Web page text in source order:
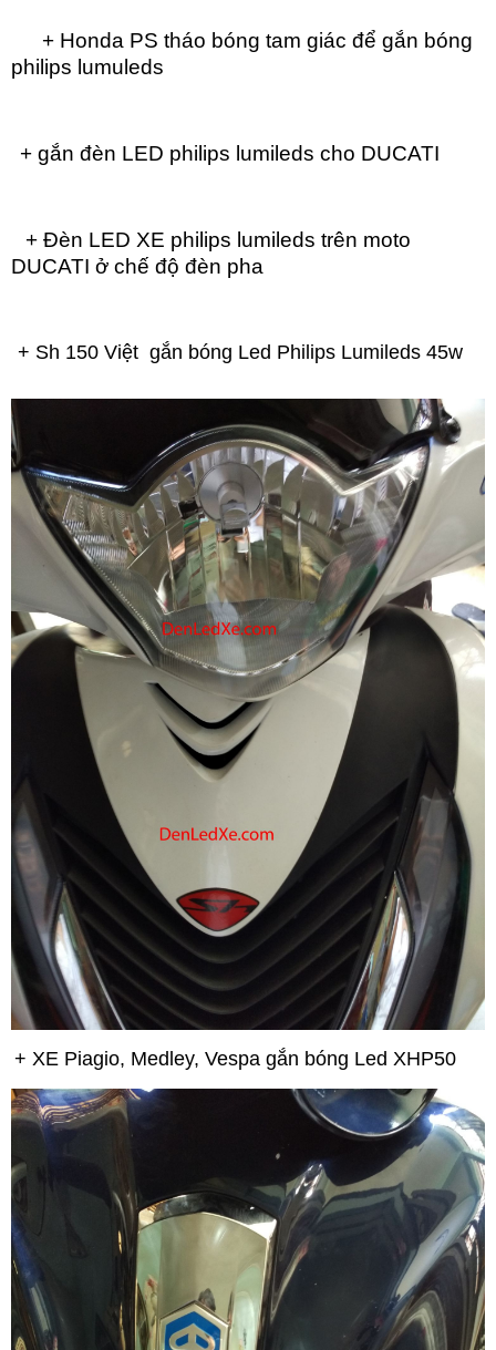
+ Honda PS tháo bóng tam giác để gắn bóng
philips lumuleds
+ gắn đèn LED philips lumileds cho DUCATI
+ Đèn LED XE philips lumileds trên moto
DUCATI ở chế độ đèn pha
+ Sh 150 Việt gắn bóng Led Philips Lumileds 45w
+ XE Piagio, Medley, Vespa gắn bóng Led XHP50